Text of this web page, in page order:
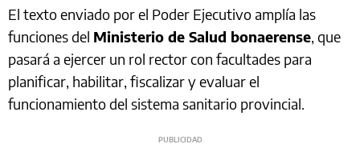
El texto enviado por el Poder Ejecutivo amplía las
funciones del Ministerio de Salud bonaerense, que
pasará a ejercer un rol rector con facultades para
planificar, habilitar, fiscalizar y evaluar el
funcionamiento del sistema sanitario provincial.